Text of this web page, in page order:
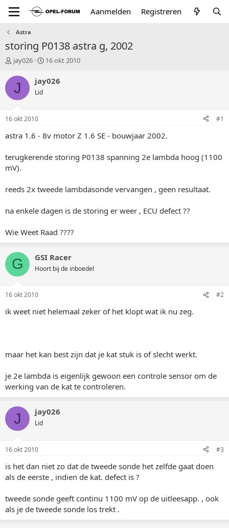
Aanmelden Registreren
Astra
storing P0138 astra g, 2002
T
p
a
r
r
jay026
S
a
u
16 okt 2010
J jay026
Lid
16 okt 2010 #1
astra 1.6 - 8v motor Z 1.6 SE - bouwjaar 2002.
terugkerende storing P0138 spanning 2e lambda hoog (1100
mV).
reeds 2x tweede lambdasonde vervangen , geen resultaat.
na enkele dagen is de storing er weer , ECU defect ??
Wie Weet Raad ????
G GSI Racer
Hoort bij de inboedel
16 okt 2010 #2
ik weet niet helemaal zeker of het klopt wat ik nu zeg.
maar het kan best zijn dat je kat stuk is of slecht werkt.
je 2e lambda is eigenlijk gewoon een controle sensor om de
werking van de kat te controleren.
J jay026
Lid
16 okt 2010 #3
is het dan niet zo dat de tweede sonde het zelfde gaat doen
als de eerste , indien de kat. defect is ?
tweede sonde geeft continu 1100 mV op de uitleesapp. , ook
als je de tweede sonde los trekt .